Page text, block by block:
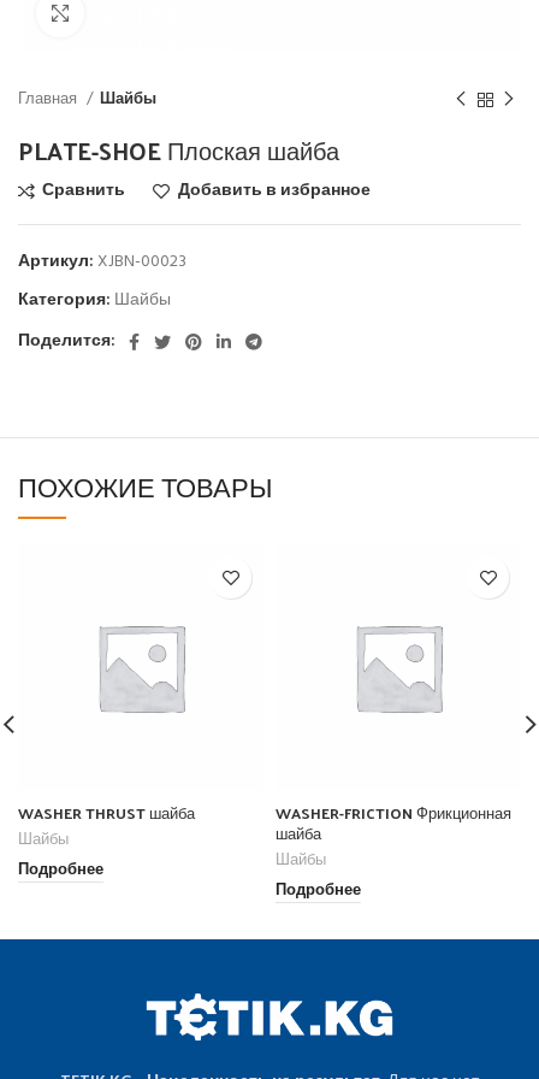
Главная Шайбы
PLATE-SHOE Плоская шайба
Сравнить Добавить в избранное
Артикул: XJBN-00023
Категория: Шайбы
Поделится:
ПОХОЖИЕ ТОВАРЫ
WASHER THRUST шайба
Шайбы
Подробнее
WASHER-FRICTION Фрикционная
шайба
Шайбы
Подробнее